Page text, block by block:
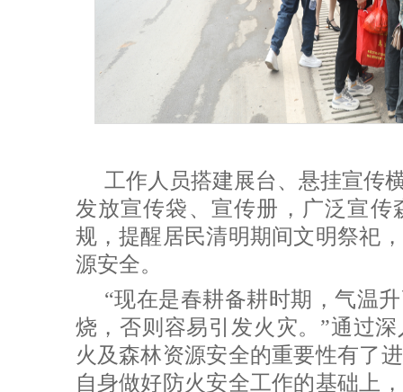
工作人员搭建展台、悬挂宣传
发放宣传袋、宣传册，广泛宣
规，提醒居民清明期间文明祭祀
源安全。
“现在是春耕备耕时期，气温
烧，否则容易引发火灾。”通过
火及森林资源安全的重要性有了
自身做好防火安全工作的基础上